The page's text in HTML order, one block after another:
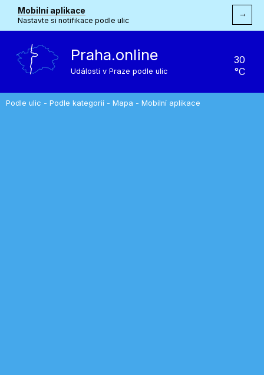
Mobilní aplikace
Nastavte si notifikace podle ulic
→
Praha.online
Události v Praze podle ulic
30
°C
Podle ulic - Podle kategorií - Mapa - Mobilní aplikace